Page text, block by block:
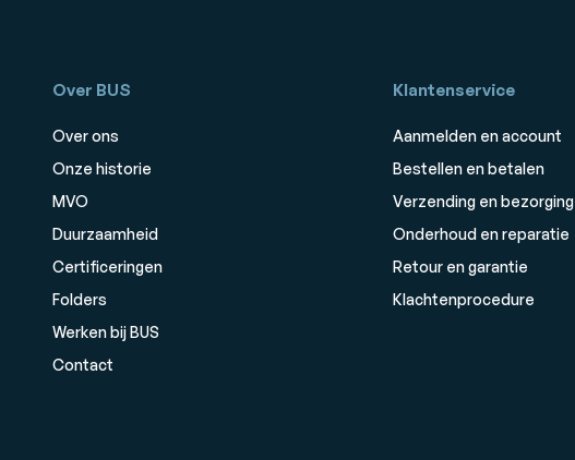
Over BUS
Over ons
Onze historie
MVO
Duurzaamheid
Certificeringen
Folders
Werken bij BUS
Contact
Klantenservice
Aanmelden en account
Bestellen en betalen
Verzending en bezorging
Onderhoud en reparatie
Retour en garantie
Klachtenprocedure